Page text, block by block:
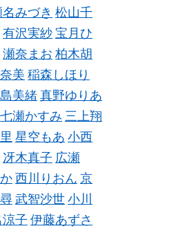
みづき 松山千
有沢実紗 宝月ひ
瀬奈まお 柏木胡
美 稲森しほり
美緒 真野ゆりあ
七瀬かすみ 三上翔
星空もあ 小西
冴木真子 広瀬
西川りおん 京
武智沙世 小川
子 伊藤あずさ